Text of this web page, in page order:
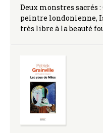
Deux monstres sacrés
peintre londonienne,
très libre à la beauté